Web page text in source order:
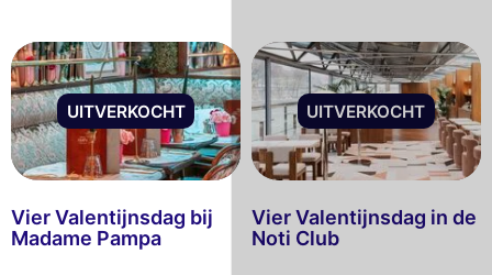
UITVERKOCHT
Vier Valentijnsdag bij
Madame Pampa
UITVERKOCHT
Vier Valentijnsdag in de
Noti Club